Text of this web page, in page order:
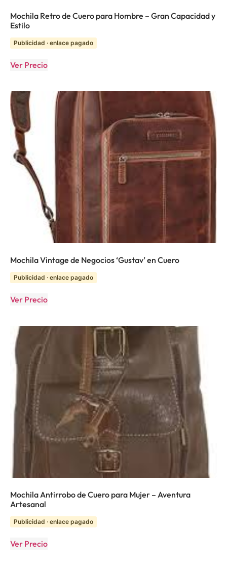
Mochila Retro de Cuero para Hombre – Gran Capacidad y
Estilo
Publicidad · enlace pagado
Ver Precio
Mochila Vintage de Negocios ‘Gustav’ en Cuero
Publicidad · enlace pagado
Ver Precio
Mochila Antirrobo de Cuero para Mujer – Aventura
Artesanal
Publicidad · enlace pagado
Ver Precio